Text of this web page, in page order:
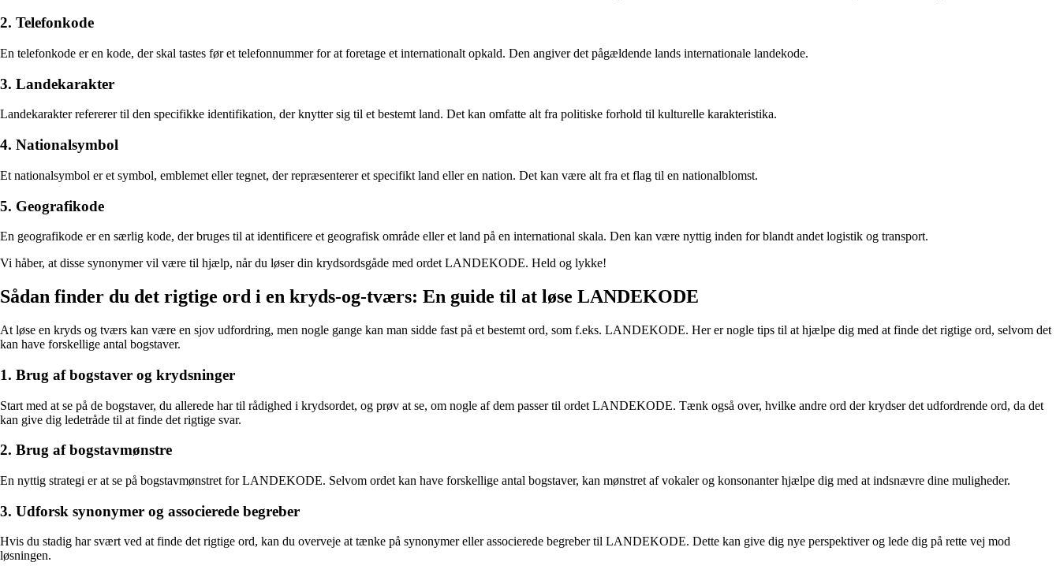
2. Telefonkode
En telefonkode er en kode, der skal tastes før et telefonnummer for at foretage et internationalt opkald. Den angiver det pågældende lands internationale landekode.
3. Landekarakter
Landekarakter refererer til den specifikke identifikation, der knytter sig til et bestemt land. Det kan omfatte alt fra politiske forhold til kulturelle karakteristika.
4. Nationalsymbol
Et nationalsymbol er et symbol, emblemet eller tegnet, der repræsenterer et specifikt land eller en nation. Det kan være alt fra et flag til en nationalblomst.
5. Geografikode
En geografikode er en særlig kode, der bruges til at identificere et geografisk område eller et land på en international skala. Den kan være nyttig inden for blandt andet logistik og transport.
Vi håber, at disse synonymer vil være til hjælp, når du løser din krydsordsgåde med ordet LANDEKODE. Held og lykke!
Sådan finder du det rigtige ord i en kryds-og-tværs: En guide til at løse LANDEKODE
At løse en kryds og tværs kan være en sjov udfordring, men nogle gange kan man sidde fast på et bestemt ord, som f.eks. LANDEKODE. Her er nogle tips til at hjælpe dig med at finde det rigtige ord, selvom det
kan have forskellige antal bogstaver.
1. Brug af bogstaver og krydsninger
Start med at se på de bogstaver, du allerede har til rådighed i krydsordet, og prøv at se, om nogle af dem passer til ordet LANDEKODE. Tænk også over, hvilke andre ord der krydser det udfordrende ord, da det
kan give dig ledetråde til at finde det rigtige svar.
2. Brug af bogstavmønstre
En nyttig strategi er at se på bogstavmønstret for LANDEKODE. Selvom ordet kan have forskellige antal bogstaver, kan mønstret af vokaler og konsonanter hjælpe dig med at indsnævre dine muligheder.
3. Udforsk synonymer og associerede begreber
Hvis du stadig har svært ved at finde det rigtige ord, kan du overveje at tænke på synonymer eller associerede begreber til LANDEKODE. Dette kan give dig nye perspektiver og lede dig på rette vej mod
løsningen.